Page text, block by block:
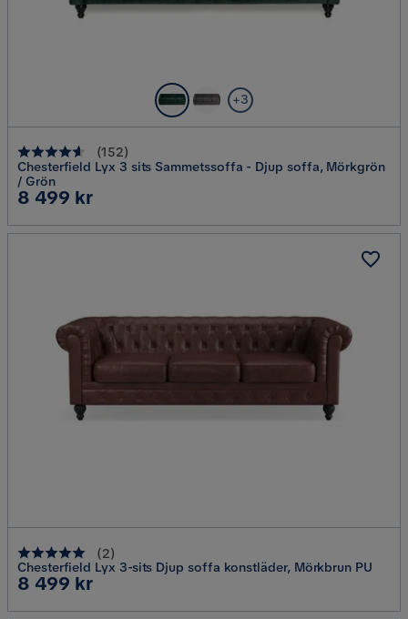
+3
(152)
Chesterfield Lyx 3 sits Sammetssoffa - Djup soffa, Mörkgrön
/ Grön
Pris
8 499 kr
(2)
Chesterfield Lyx 3-sits Djup soffa konstläder, Mörkbrun PU
Pris
8 499 kr